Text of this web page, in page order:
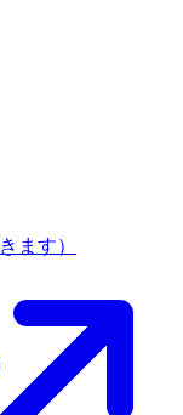
ます）